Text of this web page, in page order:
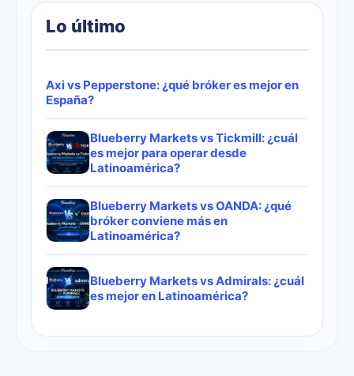
Lo último
Axi vs Pepperstone: ¿qué bróker es mejor en
España?
Blueberry Markets vs Tickmill: ¿cuál
es mejor para operar desde
Latinoamérica?
Blueberry Markets vs OANDA: ¿qué
bróker conviene más en
Latinoamérica?
Blueberry Markets vs Admirals: ¿cuál
es mejor en Latinoamérica?